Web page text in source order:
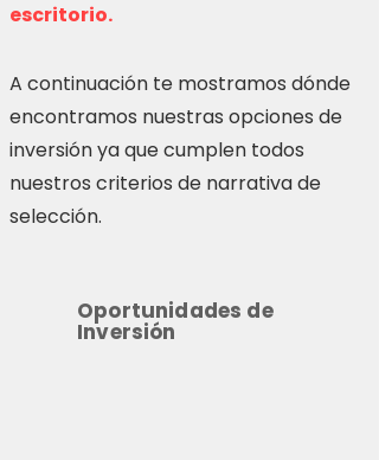
escritorio.
A continuación te mostramos dónde
encontramos nuestras opciones de
inversión ya que cumplen todos
nuestros criterios de narrativa de
selección.
Oportunidades de
Inversión